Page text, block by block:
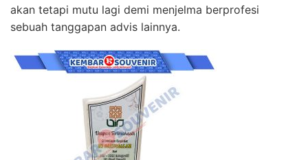
akan tetapi mutu lagi demi menjelma berprofesi
sebuah tanggapan advis lainnya.